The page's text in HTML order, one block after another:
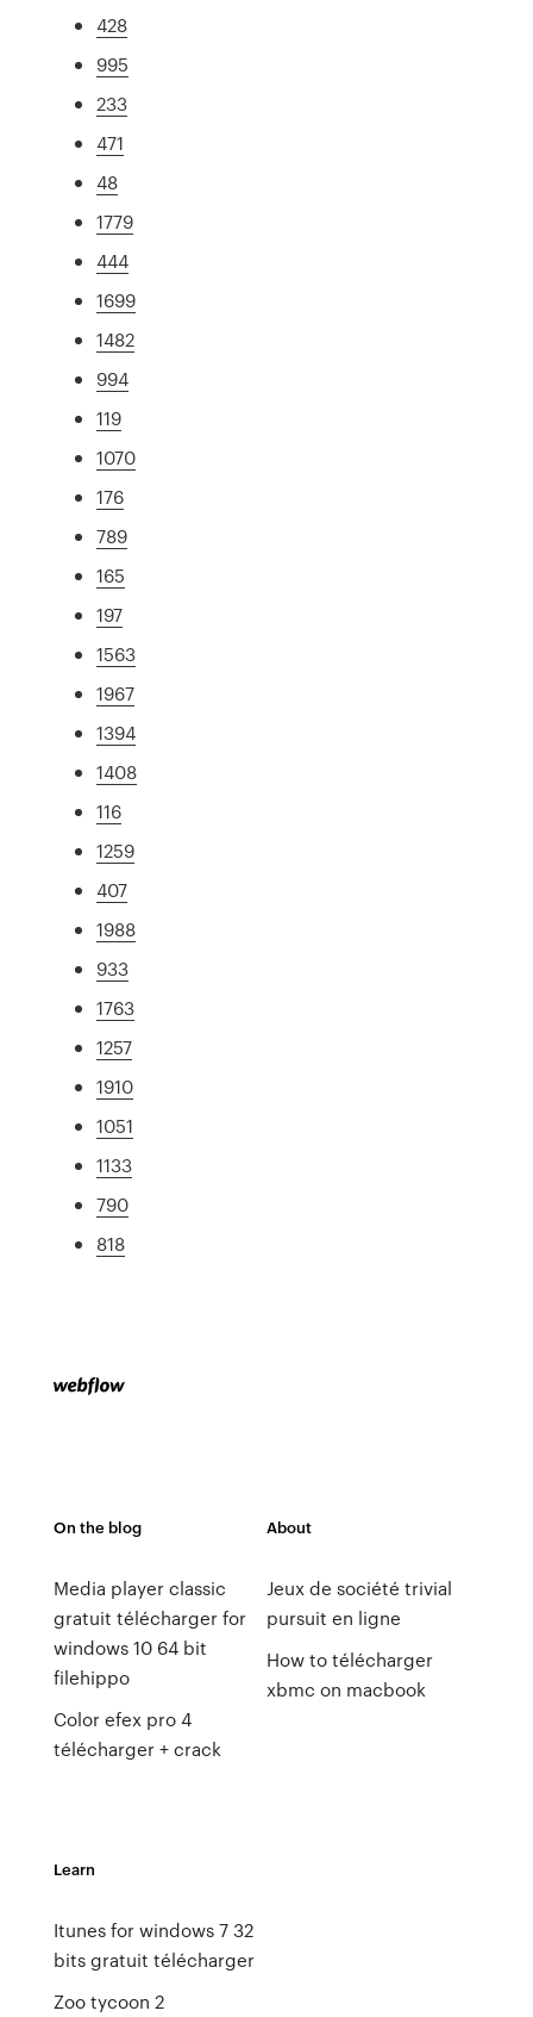
428
995
233
471
48
1779
444
1699
1482
994
119
1070
176
789
165
197
1563
1967
1394
1408
116
1259
407
1988
933
1763
1257
1910
1051
1133
790
818
On the blog
Media player classic
gratuit télécharger for
windows 10 64 bit
filehippo
Color efex pro 4
télécharger + crack
About
Jeux de société trivial
pursuit en ligne
How to télécharger
xbmc on macbook
Learn
Itunes for windows 7 32
bits gratuit télécharger
Zoo tycoon 2